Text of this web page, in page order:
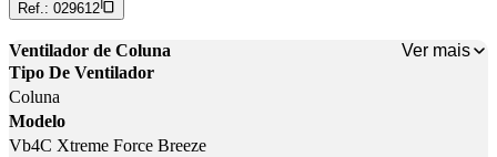
Ref.: 029612
Ventilador de Coluna
Ver mais
Tipo De Ventilador
Coluna
Modelo
Vb4C Xtreme Force Breeze